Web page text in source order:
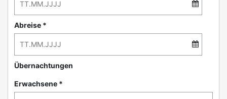
Abreise *
Übernachtungen
Erwachsene *